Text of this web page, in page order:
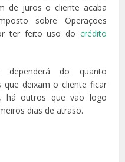
de juros o cliente acaba
sobre Operações
ter feito uso do crédito
dependerá do quanto
que deixam o cliente ficar
há outros que vão logo
dias de atraso.